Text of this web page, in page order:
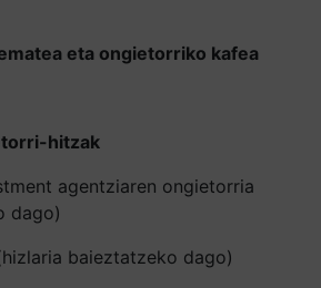
eta ongietorriko kafea
hitzak
agentziaren ongietorria
dago)
baieztatzeko dago)